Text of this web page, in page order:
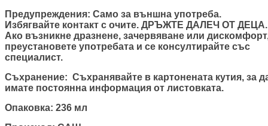
Предупреждения: Само за външна употреба.
Избягвайте контакт с очите. ДРЪЖТЕ ДАЛЕЧ ОТ ДЕЦА.
Ако възникне дразнене, зачервяване или
преустановете употребата и се консултирайте със
специалист.
Съхранение: Съхранявайте в картонената кутия, за
имате постоянна информация от листовката.
Опаковка: 236 мл